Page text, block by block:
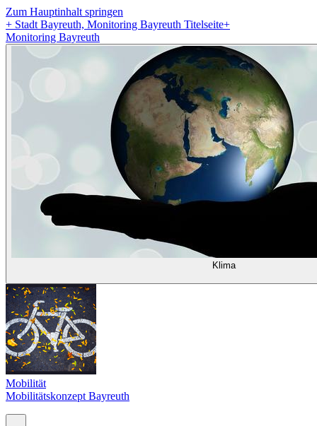
Zum Hauptinhalt springen
+ Stadt Bayreuth, Monitoring Bayreuth Titelseite+
Monitoring Bayreuth
Klima
Mobilität
Mobilitätskonzept Bayreuth